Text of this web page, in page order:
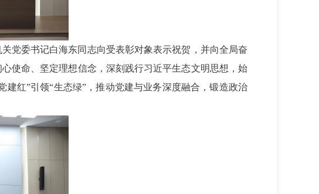
党委书记白海东同志向受表彰对象表示祝贺，并向全局奋
使命、坚定理想信念，深刻践行习近平生态文明思想，始
红”引领“生态绿”，推动党建与业务深度融合，锻造政治